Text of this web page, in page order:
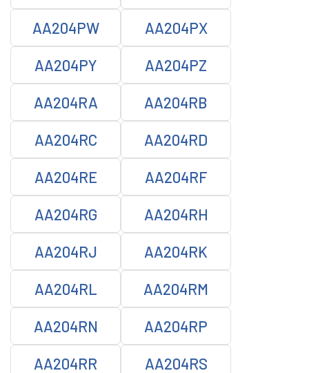
AA204PW AA204PX
AA204PY AA204PZ
AA204RA AA204RB
AA204RC AA204RD
AA204RE AA204RF
AA204RG AA204RH
AA204RJ AA204RK
AA204RL AA204RM
AA204RN AA204RP
AA204RR AA204RS